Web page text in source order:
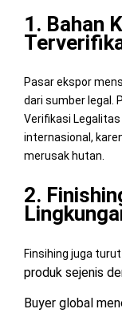
1. Bahan
Pasar ekspor
dari sumber legal.
Verifikasi Legalitas
internasional,
merusak hutan.
2.
Finsihing juga
produk sejenis
Buyer global